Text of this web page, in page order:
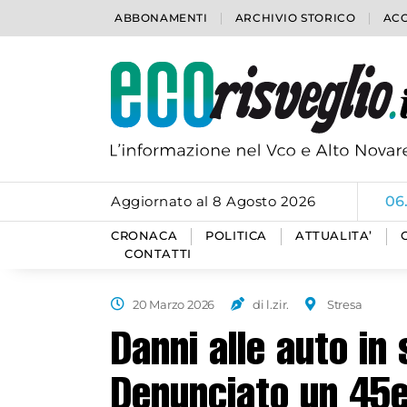
ABBONAMENTI ARCHIVIO STORICO
Aggiornato al 8 Agosto 2026
CRONACA POLITICA ATTUALITA’
CONTATTI
20 Marzo 2026 di l.zir. Stresa
Danni alle auto